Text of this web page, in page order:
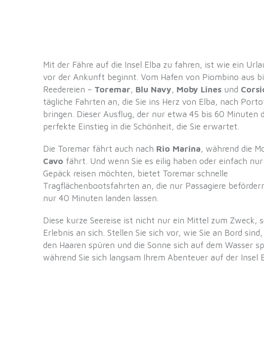
Mit der Fähre auf die Insel Elba zu fahren, ist wie ein
vor der Ankunft beginnt. Vom Hafen von Piombino aus
Reedereien – Toremar, Blu Navy, Moby Lines und
tägliche Fahrten an, die Sie ins Herz von Elba, nach
bringen. Dieser Ausflug, der nur etwa 45 bis 60 Minuten
perfekte Einstieg in die Schönheit, die Sie erwartet.
Die Toremar fährt auch nach Rio Marina, während die
Cavo fährt. Und wenn Sie es eilig haben oder einfach
Gepäck reisen möchten, bietet Toremar schnelle
Tragflächenbootsfahrten an, die nur Passagiere
nur 40 Minuten landen lassen.
Diese kurze Seereise ist nicht nur ein Mittel zum Zweck,
Erlebnis an sich. Stellen Sie sich vor, wie Sie an Bord
den Haaren spüren und die Sonne sich auf dem Wasser
während Sie sich langsam Ihrem Abenteuer auf der Insel